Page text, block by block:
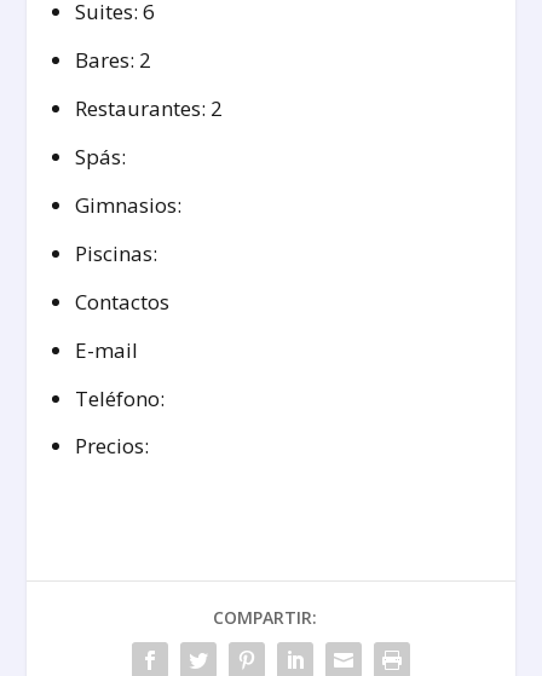
Suites: 6
Bares: 2
Restaurantes: 2
Spás:
Gimnasios:
Piscinas:
Contactos
E-mail
Teléfono:
Precios:
COMPARTIR: